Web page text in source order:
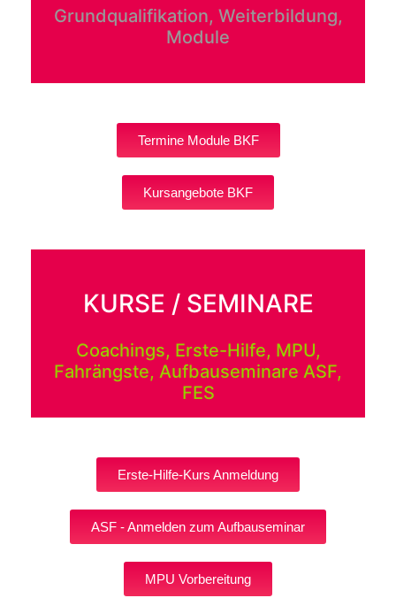
Grundqualifikation, Weiterbildung,
Module
Termine Module BKF
Kursangebote BKF
KURSE / SEMINARE
Coachings, Erste-Hilfe, MPU,
Fahrängste, Aufbauseminare ASF,
FES
Erste-Hilfe-Kurs Anmeldung
ASF - Anmelden zum Aufbauseminar
MPU Vorbereitung